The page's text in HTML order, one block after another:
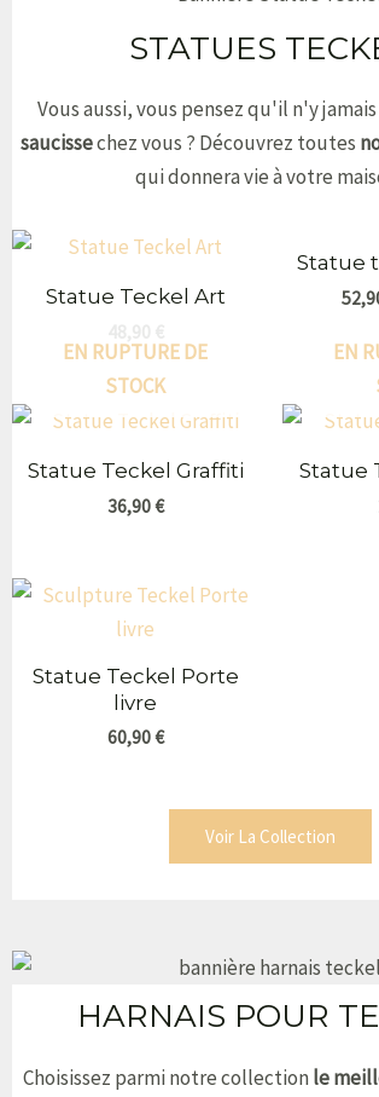
STATUES
Vous aussi, vous pensez qu'il n'y jamais
saucissechez vous ? Découvrez toutes
qui donnera vie à votre
Statue Teckel Art
Statue
EN RUPTURE DE
STOCK
Statue Teckel Graffiti
36,90€
EN
Statue
Statue Teckel Porte
livre
60,90€
Voir La Collection
HARNAIS POUR
Choisissez parmi notre collection le